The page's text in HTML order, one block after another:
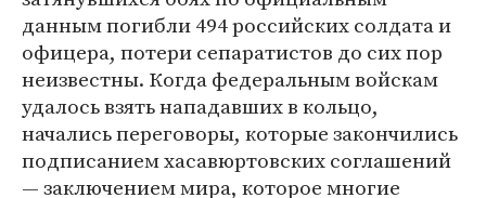
данным погибли 494 российских солдата и
офицера, потери сепаратистов до сих пор
неизвестны. Когда федеральным войскам
удалось взять нападавших в кольцо,
начались переговоры, которые закончились
подписанием хасавюртовских соглашений
— заключением мира, которое многие